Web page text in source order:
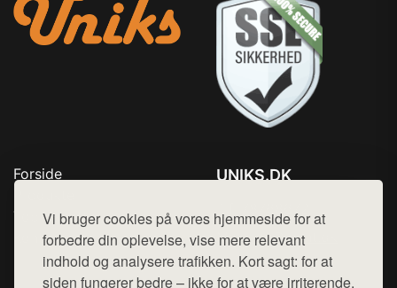
Vi bruger cookies på vores hjemmeside for at
forbedre din oplevelse, vise mere relevant
indhold og analysere trafikken. Kort sagt: for at
siden fungerer bedre – ikke for at være irriterende.
Forside
Top Rabatter
Kontakt
UNIKS.DK
Mail: hej@want.dk
Cookie- og privatlivspolitik